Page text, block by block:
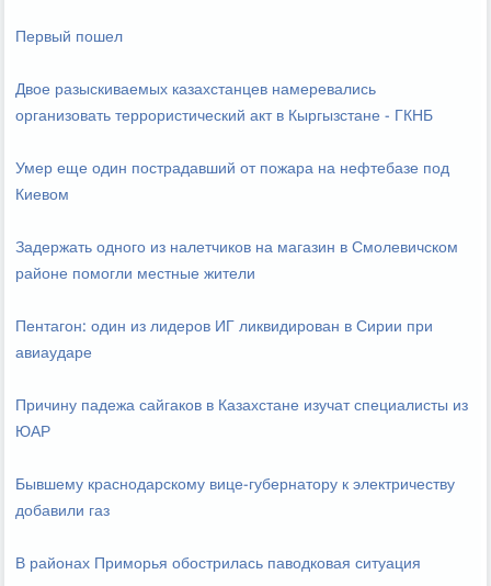
Первый пошел
Двое разыскиваемых казахстанцев намеревались
организовать террористический акт в Кыргызстане - ГКНБ
Умер еще один пострадавший от пожара на нефтебазе под
Киевом
Задержать одного из налетчиков на магазин в Смолевичском
районе помогли местные жители
Пентагон: один из лидеров ИГ ликвидирован в Сирии при
авиаударе
Причину падежа сайгаков в Казахстане изучат специалисты из
ЮАР
Бывшему краснодарскому вице-губернатору к электричеству
добавили газ
В районах Приморья обострилась паводковая ситуация